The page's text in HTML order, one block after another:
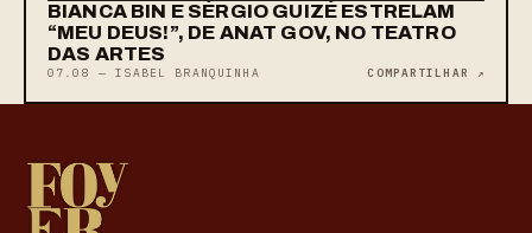
BIANCA BIN E SÉRGIO GUIZÉ ESTRELAM
“MEU DEUS!”, DE ANAT GOV, NO TEATRO
DAS ARTES
07.08 — ISABEL BRANQUINHA COMPARTILHAR ↗